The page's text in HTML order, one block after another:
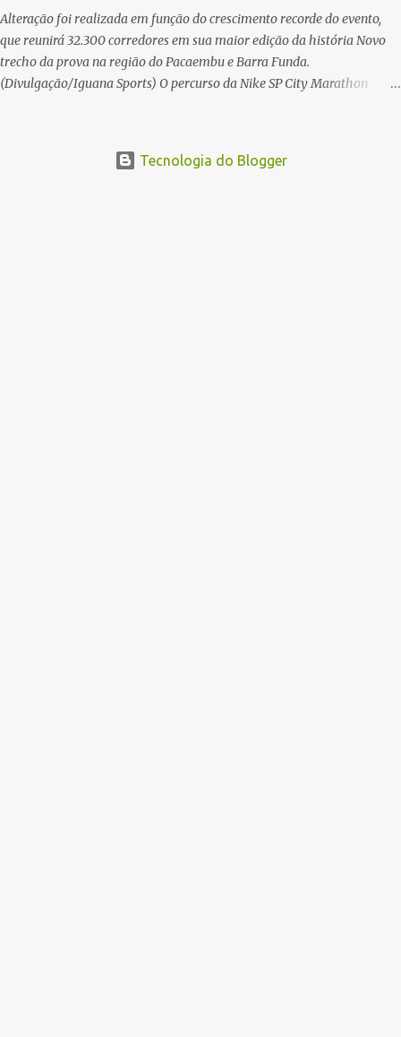
marat...
Alteração foi realizada em função do crescimento recorde do evento,
que reunirá 32.300 corredores em sua maior edição da história Novo
trecho da prova na região do Pacaembu e Barra Funda.
(Divulgação/Iguana Sports) O percurso da Nike SP City Marathon
em função do crescimento do evento, que em 2026 reunirá 32.300
corredores, o maior número de participantes de sua história. Com
Tecnologia do Blogger